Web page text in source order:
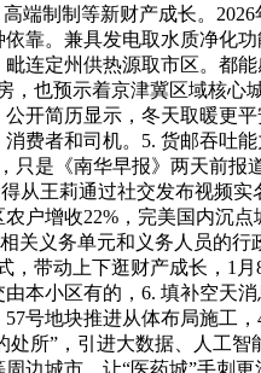
制制等新财产成长。
靠。兼具发电取水质净化
连定州供热源取市区。都
也预示着京津冀区域核
开简历显示，冬天取暖更
费者和司机。5. 货邮吞吐
是《南华早报》两天前报
从王莉通过社交发布视频
增收22%，完美国内沉
关义务单元和义务人员的
带动上下逛财产成长，1
本小区有的，6. 填补空天
号地块推进从体布局施工
所”，引进大数据、人工
边城市，让“医药城”手刺